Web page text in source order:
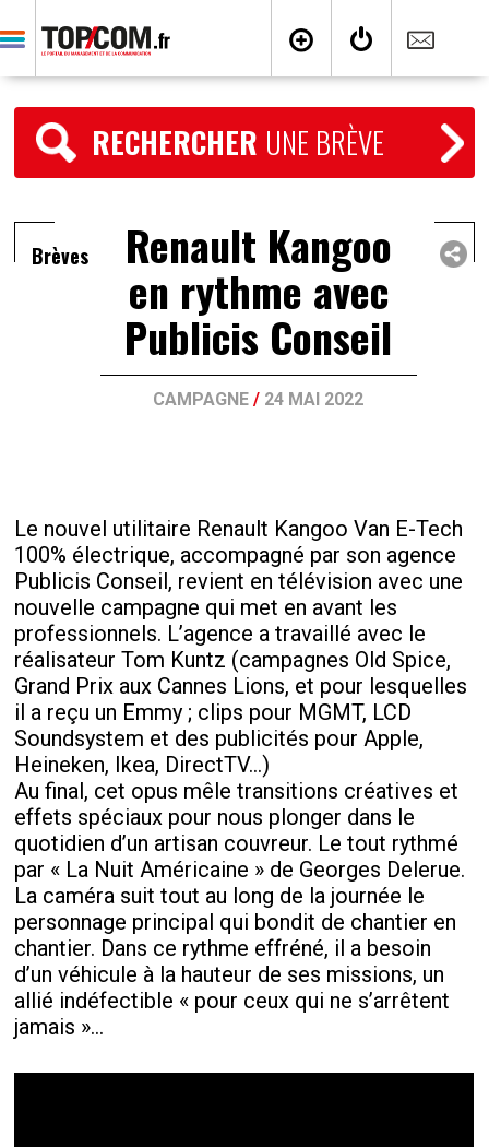
RECHERCHER UNE BRÈVE
Brèves Renault Kangoo
en rythme avec
Publicis Conseil
CAMPAGNE / 24 MAI 2022
Le nouvel utilitaire Renault Kangoo Van E-Tech
100% électrique, accompagné par son agence
Publicis Conseil, revient en télévision avec une
nouvelle campagne qui met en avant les
professionnels. L’agence a travaillé avec le
réalisateur Tom Kuntz (campagnes Old Spice,
Grand Prix aux Cannes Lions, et pour lesquelles
il a reçu un Emmy ; clips pour MGMT, LCD
Soundsystem et des publicités pour Apple,
Heineken, Ikea, DirectTV…)
Au final, cet opus mêle transitions créatives et
effets spéciaux pour nous plonger dans le
quotidien d’un artisan couvreur. Le tout rythmé
par « La Nuit Américaine » de Georges Delerue.
La caméra suit tout au long de la journée le
personnage principal qui bondit de chantier en
chantier. Dans ce rythme effréné, il a besoin
d’un véhicule à la hauteur de ses missions, un
allié indéfectible « pour ceux qui ne s’arrêtent
jamais »…